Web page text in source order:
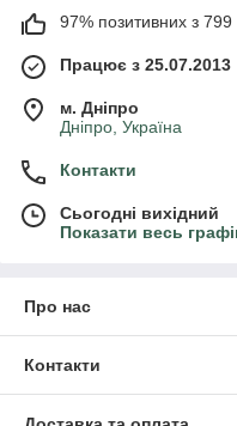
97% позитивних з 799
Працює з 25.07.2013
м. Дніпро
Дніпро, Україна
Контакти
Сьогодні вихідний
Показати весь
Про нас
Контакти